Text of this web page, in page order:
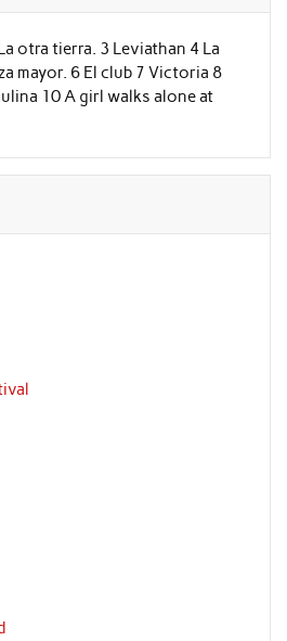
otra tierra. 3 Leviathan 4 La
mayor. 6 El club 7 Victoria 8
10 A girl walks alone at